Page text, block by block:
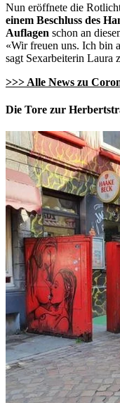
Nun eröffnete die
einem Beschluss des
Auflagen schon an
«Wir freuen uns. Ich bin
sagt Sexarbeiterin Laura
>>> Alle News zu
Die Tore zur